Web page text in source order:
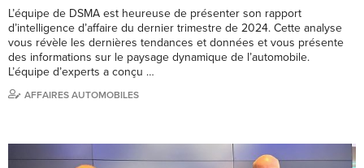
L’équipe de DSMA est heureuse de présenter son rapport
d’intelligence d’affaire du dernier trimestre de 2024. Cette analyse
vous révèle les dernières tendances et données et vous présente
des informations sur le paysage dynamique de l’automobile.
L’équipe d’experts a conçu …
AFFAIRES AUTOMOBILES